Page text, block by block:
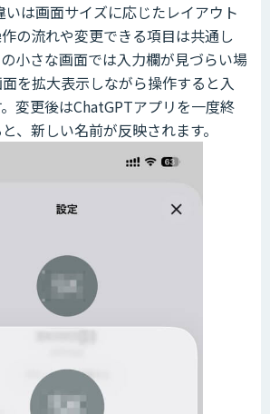
いは画面サイズに応じたレイアウト
の流れや変更できる項目は共通し
小さな画面では入力欄が見づらい場
を拡大表示しながら操作すると入
変更後はChatGPTアプリを一度終
、新しい名前が反映されます。